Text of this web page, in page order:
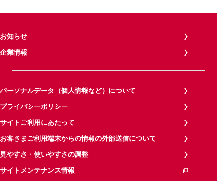
お知らせ
企業情報
パーソナルデータ（個人情報など）について
プライバシーポリシー
サイトご利用にあたって
お客さまご利用端末からの情報の外部送信について
見やすさ・使いやすさの調整
サイトメンテナンス情報